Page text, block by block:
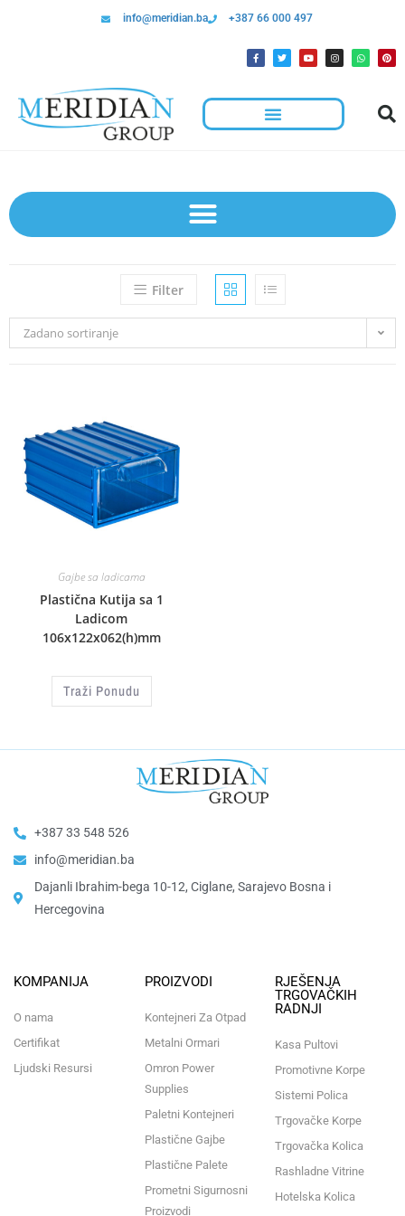
info@meridian.ba +387 66 000 497
Filter
Zadano sortiranje
Gajbe sa ladicama
Plastična Kutija sa 1
Ladicom
106x122x062(h)mm
Traži Ponudu
+387 33 548 526
info@meridian.ba
Dajanli Ibrahim-bega 10-12, Ciglane, Sarajevo Bosna i
Hercegovina​
KOMPANIJA
O nama
Certifikat
Ljudski Resursi
PROIZVODI
Kontejneri Za Otpad
Metalni Ormari
Omron Power
Supplies
Paletni Kontejneri
Plastične Gajbe
Plastične Palete
Prometni Sigurnosni
Proizvodi
RJEŠENJA
TRGOVAČKIH
RADNJI
Kasa Pultovi
Promotivne Korpe
Sistemi Polica
Trgovačke Korpe
Trgovačka Kolica
Rashladne Vitrine
Hotelska Kolica